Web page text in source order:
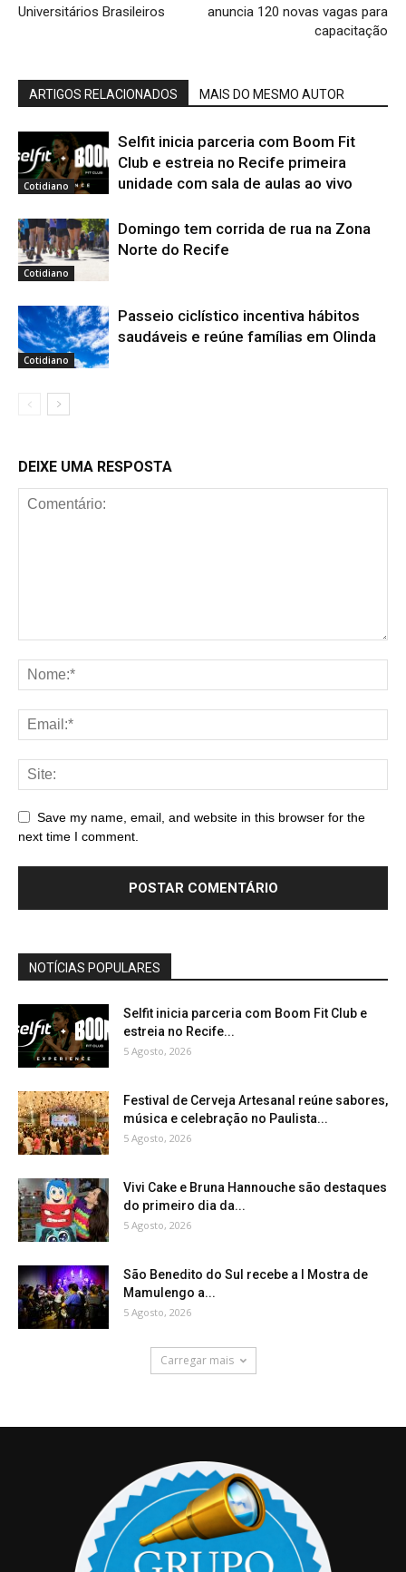
Universitários Brasileiros
anuncia 120 novas vagas para
capacitação
ARTIGOS RELACIONADOS MAIS DO MESMO AUTOR
Cotidiano
Selfit inicia parceria com Boom Fit
Club e estreia no Recife primeira
unidade com sala de aulas ao vivo
Cotidiano
Domingo tem corrida de rua na Zona
Norte do Recife
Cotidiano
Passeio ciclístico incentiva hábitos
saudáveis e reúne famílias em Olinda
DEIXE UMA RESPOSTA
Save my name, email, and website in this browser for the
next time I comment.
NOTÍCIAS POPULARES
Selfit inicia parceria com Boom Fit Club e
estreia no Recife...
5 Agosto, 2026
Festival de Cerveja Artesanal reúne sabores,
música e celebração no Paulista...
5 Agosto, 2026
Vivi Cake e Bruna Hannouche são destaques
do primeiro dia da...
5 Agosto, 2026
São Benedito do Sul recebe a I Mostra de
Mamulengo a...
5 Agosto, 2026
Carregar mais